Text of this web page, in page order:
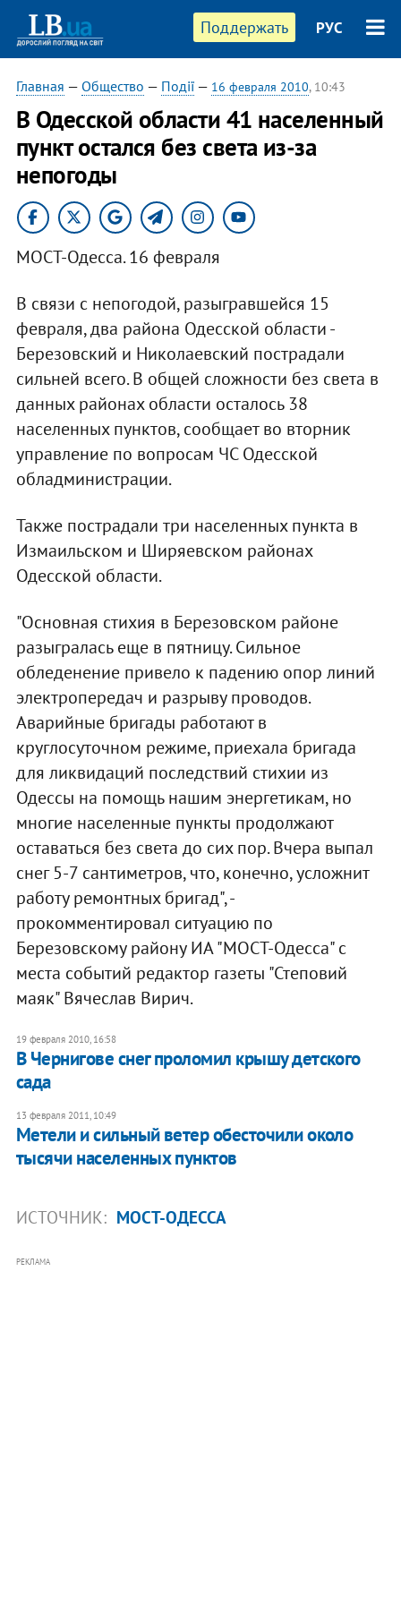
Поддержать РУС
Главная — Общество — Події— 16 февраля 2010, 10:43
В Одесской области 41 населенный
пункт остался без света из-за
непогоды
МОСТ-Одесса. 16 февраля
В связи с непогодой, разыгравшейся 15
февраля, два района Одесской области -
Березовский и Николаевский пострадали
сильней всего. В общей сложности без света в
данных районах области осталось 38
населенных пунктов, сообщает во вторник
управление по вопросам ЧС Одесской
обладминистрации.
Также пострадали три населенных пункта в
Измаильском и Ширяевском районах
Одесской области.
"Основная стихия в Березовском районе
разыгралась еще в пятницу. Сильное
обледенение привело к падению опор линий
электропередач и разрыву проводов.
Аварийные бригады работают в
круглосуточном режиме, приехала бригада
для ликвидаций последствий стихии из
Одессы на помощь нашим энергетикам, но
многие населенные пункты продолжают
оставаться без света до сих пор. Вчера выпал
снег 5-7 сантиметров, что, конечно, усложнит
работу ремонтных бригад", -
прокомментировал ситуацию по
Березовскому району ИА "МОСТ-Одесса" с
места событий редактор газеты "Степовий
маяк" Вячеслав Вирич.
19 февраля 2010, 16:58
В Чернигове снег проломил крышу детского
сада
13 февраля 2011, 10:49
Метели и сильный ветер обесточили около
тысячи населенных пунктов
ИСТОЧНИК: МОСТ-ОДЕССА
РЕКЛАМА